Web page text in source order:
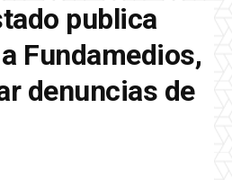
publica
Fundamedios,
denuncias de